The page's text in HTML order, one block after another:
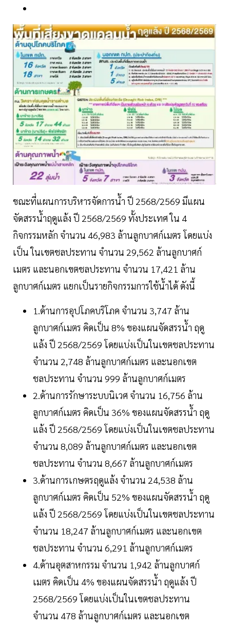
ขณะที่แผนการบริหารจัดการน้ำ ปี 2568/2569 มีแผน
จัดสรรน้ำฤดูแล้ง ปี 2568/2569 ทั้งประเทศ ใน 4
กิจกรรมหลัก จำนวน 46,983 ล้านลูกบาศก์เมตร โดยแบ่ง
เป็น ในเขตชลประทาน จำนวน 29,562 ล้านลูกบาศก์
เมตร และนอกเขตชลประทาน จำนวน 17,421 ล้าน
ลูกบาศก์เมตร แยกเป็นรายกิจกรรมการใช้น้ำได้ ดังนี้
1.ด้านการอุปโภคบริโภค จำนวน 3,747 ล้าน
ลูกบาศก์เมตร คิดเป็น 8% ของแผนจัดสรรน้ำ ฤดู
แล้ง ปี 2568/2569 โดยแบ่งเป็นในเขตชลประทาน
จำนวน 2,748 ล้านลูกบาศก์เมตร และนอกเขต
ชลประทาน จำนวน 999 ล้านลูกบาศก์เมตร
2.ด้านการรักษาระบบนิเวศ จำนวน 16,756 ล้าน
ลูกบาศก์เมตร คิดเป็น 36% ของแผนจัดสรรน้ำ ฤดู
แล้ง ปี 2568/2569 โดยแบ่งเป็นในเขตชลประทาน
จำนวน 8,089 ล้านลูกบาศก์เมตร และนอกเขต
ชลประทาน จำนวน 8,667 ล้านลูกบาศก์เมตร
3.ด้านการเกษตรฤดูแล้ง จำนวน 24,538 ล้าน
ลูกบาศก์เมตร คิดเป็น 52% ของแผนจัดสรรน้ำ ฤดู
แล้ง ปี 2568/2569 โดยแบ่งเป็นในเขตชลประทาน
จำนวน 18,247 ล้านลูกบาศก์เมตร และนอกเขต
ชลประทาน จำนวน 6,291 ล้านลูกบาศก์เมตร
4.ด้านอุตสาหกรรม จำนวน 1,942 ล้านลูกบาศก์
เมตร คิดเป็น 4% ของแผนจัดสรรน้ำ ฤดูแล้ง ปี
2568/2569 โดยแบ่งเป็นในเขตชลประทาน
จำนวน 478 ล้านลูกบาศก์เมตร และนอกเขต